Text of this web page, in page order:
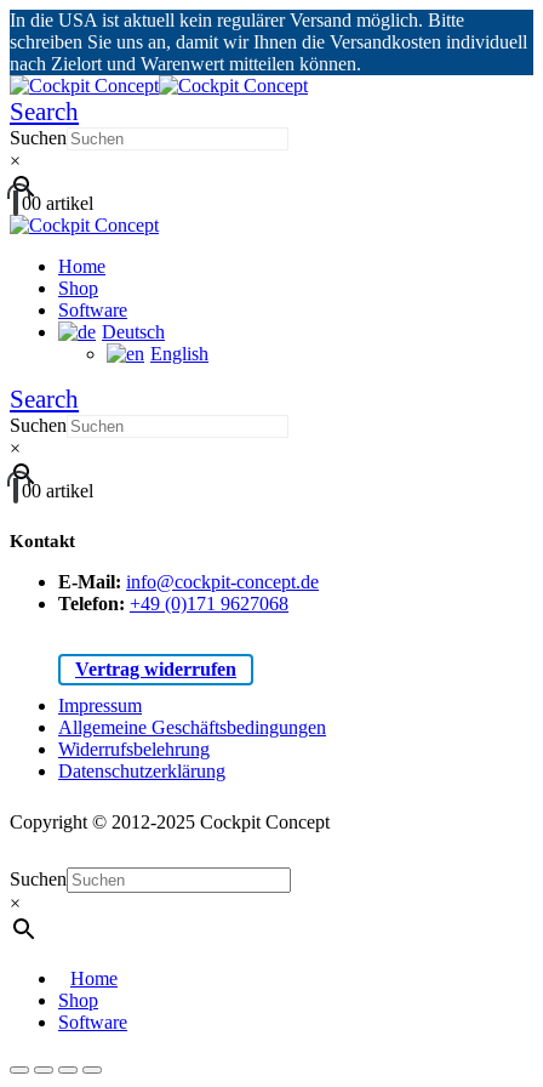
In die USA ist aktuell kein regulärer Versand möglich. Bitte
schreiben Sie uns an, damit wir Ihnen die Versandkosten individuell
nach Zielort und Warenwert mitteilen können.
Search
Suchen
×
00 artikel
Home
Shop
Software
Deutsch
English
Search
Suchen
×
00 artikel
Kontakt
E-Mail: info@cockpit-concept.de
Telefon: +49 (0)171 9627068
Vertrag widerrufen
Impressum
Allgemeine Geschäftsbedingungen
Widerrufsbelehrung
Datenschutzerklärung
Copyright © 2012-2025 Cockpit Concept
Suchen
×
Home
Shop
Software